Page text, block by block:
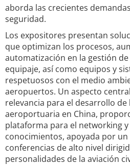
aborda las crecientes
seguridad.
Los expositores presentan
que optimizan los procesos,
automatización en la gestión
equipaje, así como equipos y
respetuosos con el medio
aeropuertos. Un aspecto
relevancia para el desarrollo
aeroportuaria en China,
plataforma para el networking
conocimientos, apoyada por
conferencias de alto nivel
personalidades de la aviación